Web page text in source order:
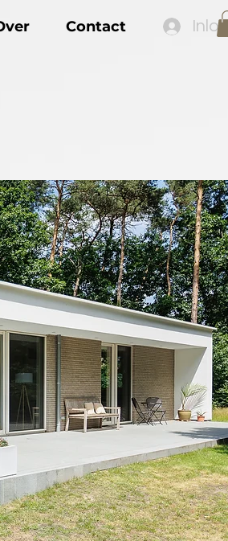
Contact